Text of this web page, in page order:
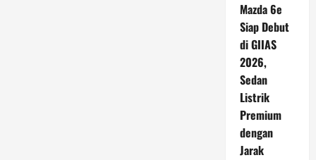
Mazda 6e
Siap Debut
di GIIAS
2026,
Sedan
Listrik
Premium
dengan
Jarak